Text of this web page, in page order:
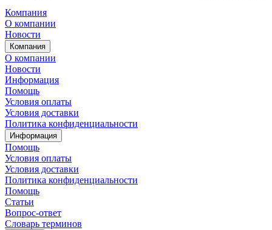
Компания
О компании
Новости
Компания
О компании
Новости
Информация
Помощь
Условия оплаты
Условия доставки
Политика конфиденциальности
Информация
Помощь
Условия оплаты
Условия доставки
Политика конфиденциальности
Помощь
Статьи
Вопрос-ответ
Словарь терминов